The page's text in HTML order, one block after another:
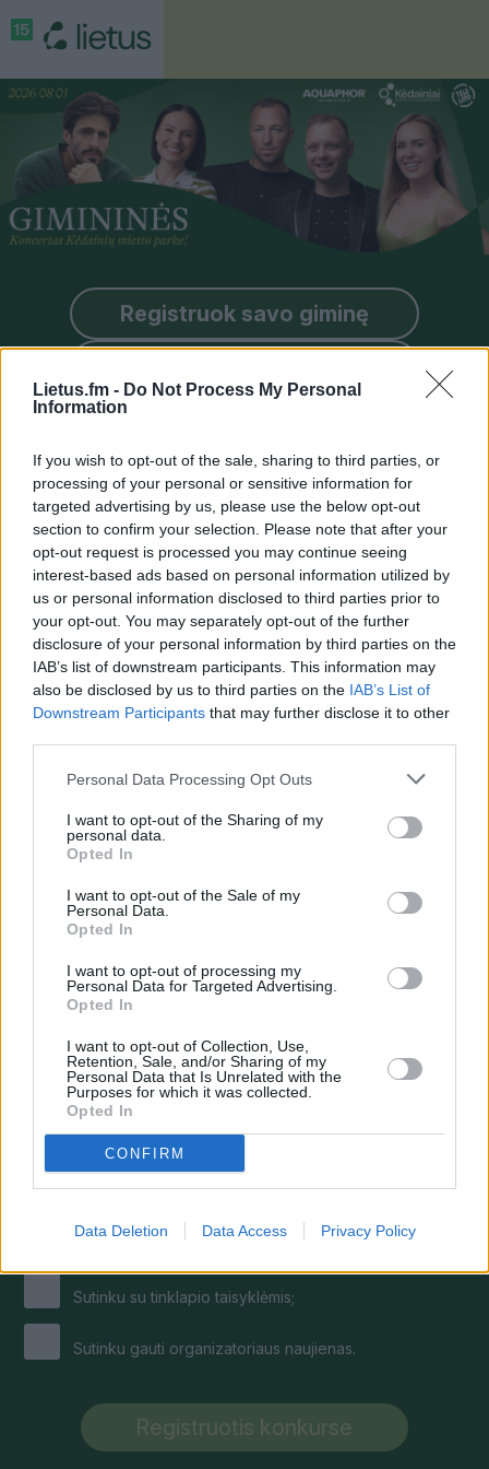
Lietus.fm - Do Not Process My Personal
Information
If you wish to opt-out of the sale, sharing to third parties, or
processing of your personal or sensitive information for
targeted advertising by us, please use the below opt-out
section to confirm your selection. Please note that after your
opt-out request is processed you may continue seeing
interest-based ads based on personal information utilized by
us or personal information disclosed to third parties prior to
your opt-out. You may separately opt-out of the further
disclosure of your personal information by third parties on the
IAB’s list of downstream participants. This information may
also be disclosed by us to third parties on the IAB’s List of
Downstream Participants that may further disclose it to other
Personal Data Processing Opt Outs
I want to opt-out of the Sharing of my
personal data.
Opted In
I want to opt-out of the Sale of my
Personal Data.
Opted In
I want to opt-out of processing my
Personal Data for Targeted Advertising.
Opted In
I want to opt-out of Collection, Use,
Retention, Sale, and/or Sharing of my
Personal Data that Is Unrelated with the
Purposes for which it was collected.
Opted In
CONFIRM
Data Deletion Data Access Privacy Policy
Registruok savo giminę
RegistracijaPrizasTaisyklės
Laukdami Gimininių, ieškome išskirtinių, linksmų ir
įdomias istorijas turinčių Lietuvos giminių! Registruokite
savo giminę ir papasakokite, kuo didžiuojatės – gal turite
giminės medį, išskirtinę aprangą ar smagias tradicijas?
Įdomiausias gimines kalbinsime eteryje ir turėsime joms
dovanų!
Jūsų vardas
Papasakokite savo giminės istoriją
Giminės nuotrauka (neprivaloma)
Pasirinkite nuotrauką...
Susipažinau su „ Lietaus“ privatumo politika;
Sutinku sutinklapio taisyklėmis;
Sutinku gauti organizatoriaus naujienas.